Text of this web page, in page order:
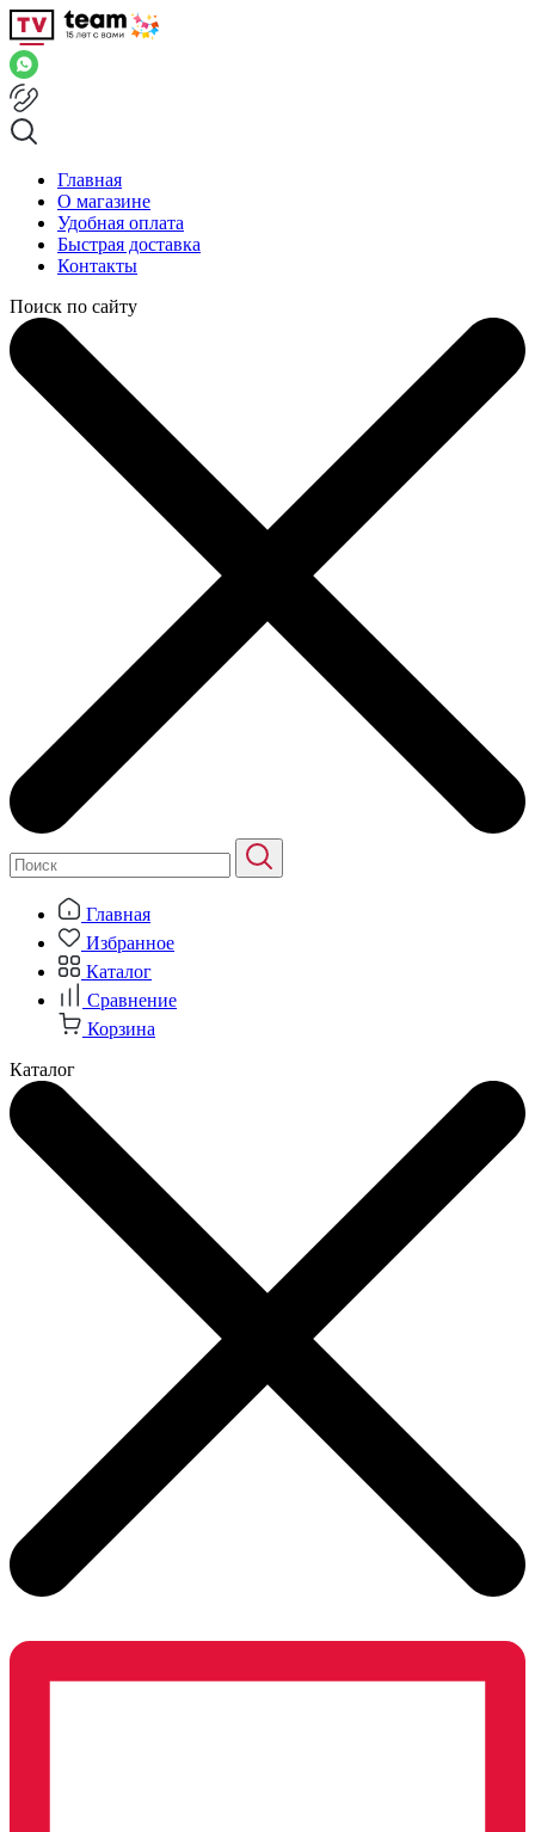
Главная
О магазине
Удобная оплата
Быстрая доставка
Контакты
Поиск по сайту
Главная
Избранное
Каталог
Сравнение
Корзина
Каталог